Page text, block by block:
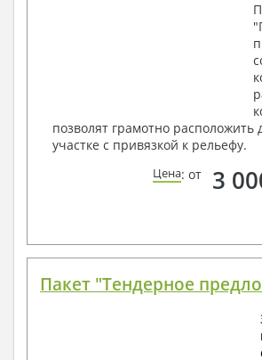
позволят грамотно расположить
участке с привязкой к рельефу.
Цена: от 3
Пакет "Тендерное